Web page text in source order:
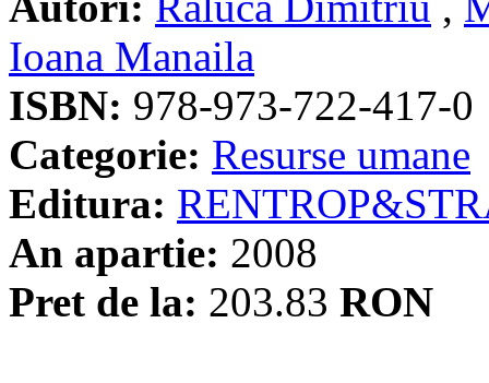
Ioana Manaila
ISBN: 978-973-722-417-0
Categorie: Resurse umane
Editura:
An apartie: 2008
Pret de la: 203.83 RON